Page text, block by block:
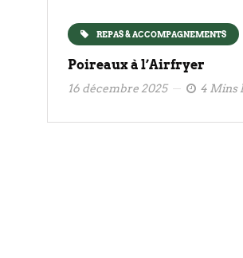
REPAS & ACCOMPAGNEMENTS
Poireaux à l’Airfryer
16 décembre 2025 4 Mins